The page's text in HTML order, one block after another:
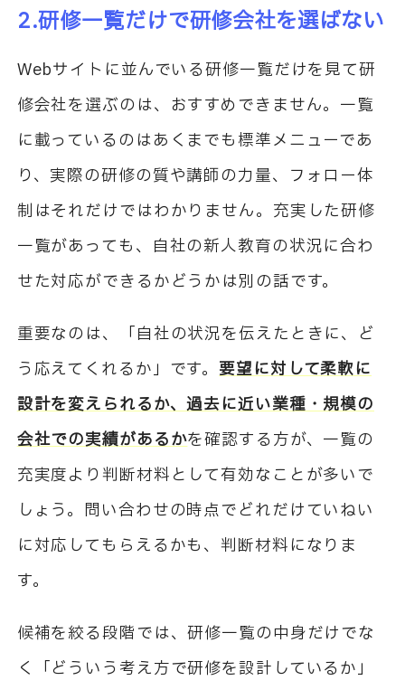
2.研修一覧だけで研修会社を選ばない
Webサイトに並んでいる研修一覧だけを見て研
修会社を選ぶのは、おすすめできません。一覧
に載っているのはあくまでも標準メニューであ
り、実際の研修の質や講師の力量、フォロー体
制はそれだけではわかりません。充実した研修
一覧があっても、自社の新人教育の状況に合わ
せた対応ができるかどうかは別の話です。
重要なのは、「自社の状況を伝えたときに、ど
う応えてくれるか」です。要望に対して柔軟に
設計を変えられるか、過去に近い業種・規模の
会社での実績があるかを確認する方が、一覧の
充実度より判断材料として有効なことが多いで
しょう。問い合わせの時点でどれだけていねい
に対応してもらえるかも、判断材料になりま
す。
候補を絞る段階では、研修一覧の中身だけでな
く「どういう考え方で研修を設計しているか」